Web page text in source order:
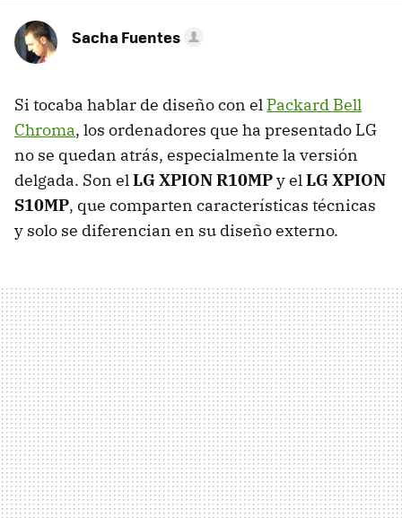
Sacha Fuentes
Si tocaba hablar de diseño con el Packard Bell
Chroma, los ordenadores que ha presentado LG
no se quedan atrás, especialmente la versión
delgada. Son elLG XPION R10MPy elLG XPION
S10MP, que comparten características técnicas
y solo se diferencian en su diseño externo.